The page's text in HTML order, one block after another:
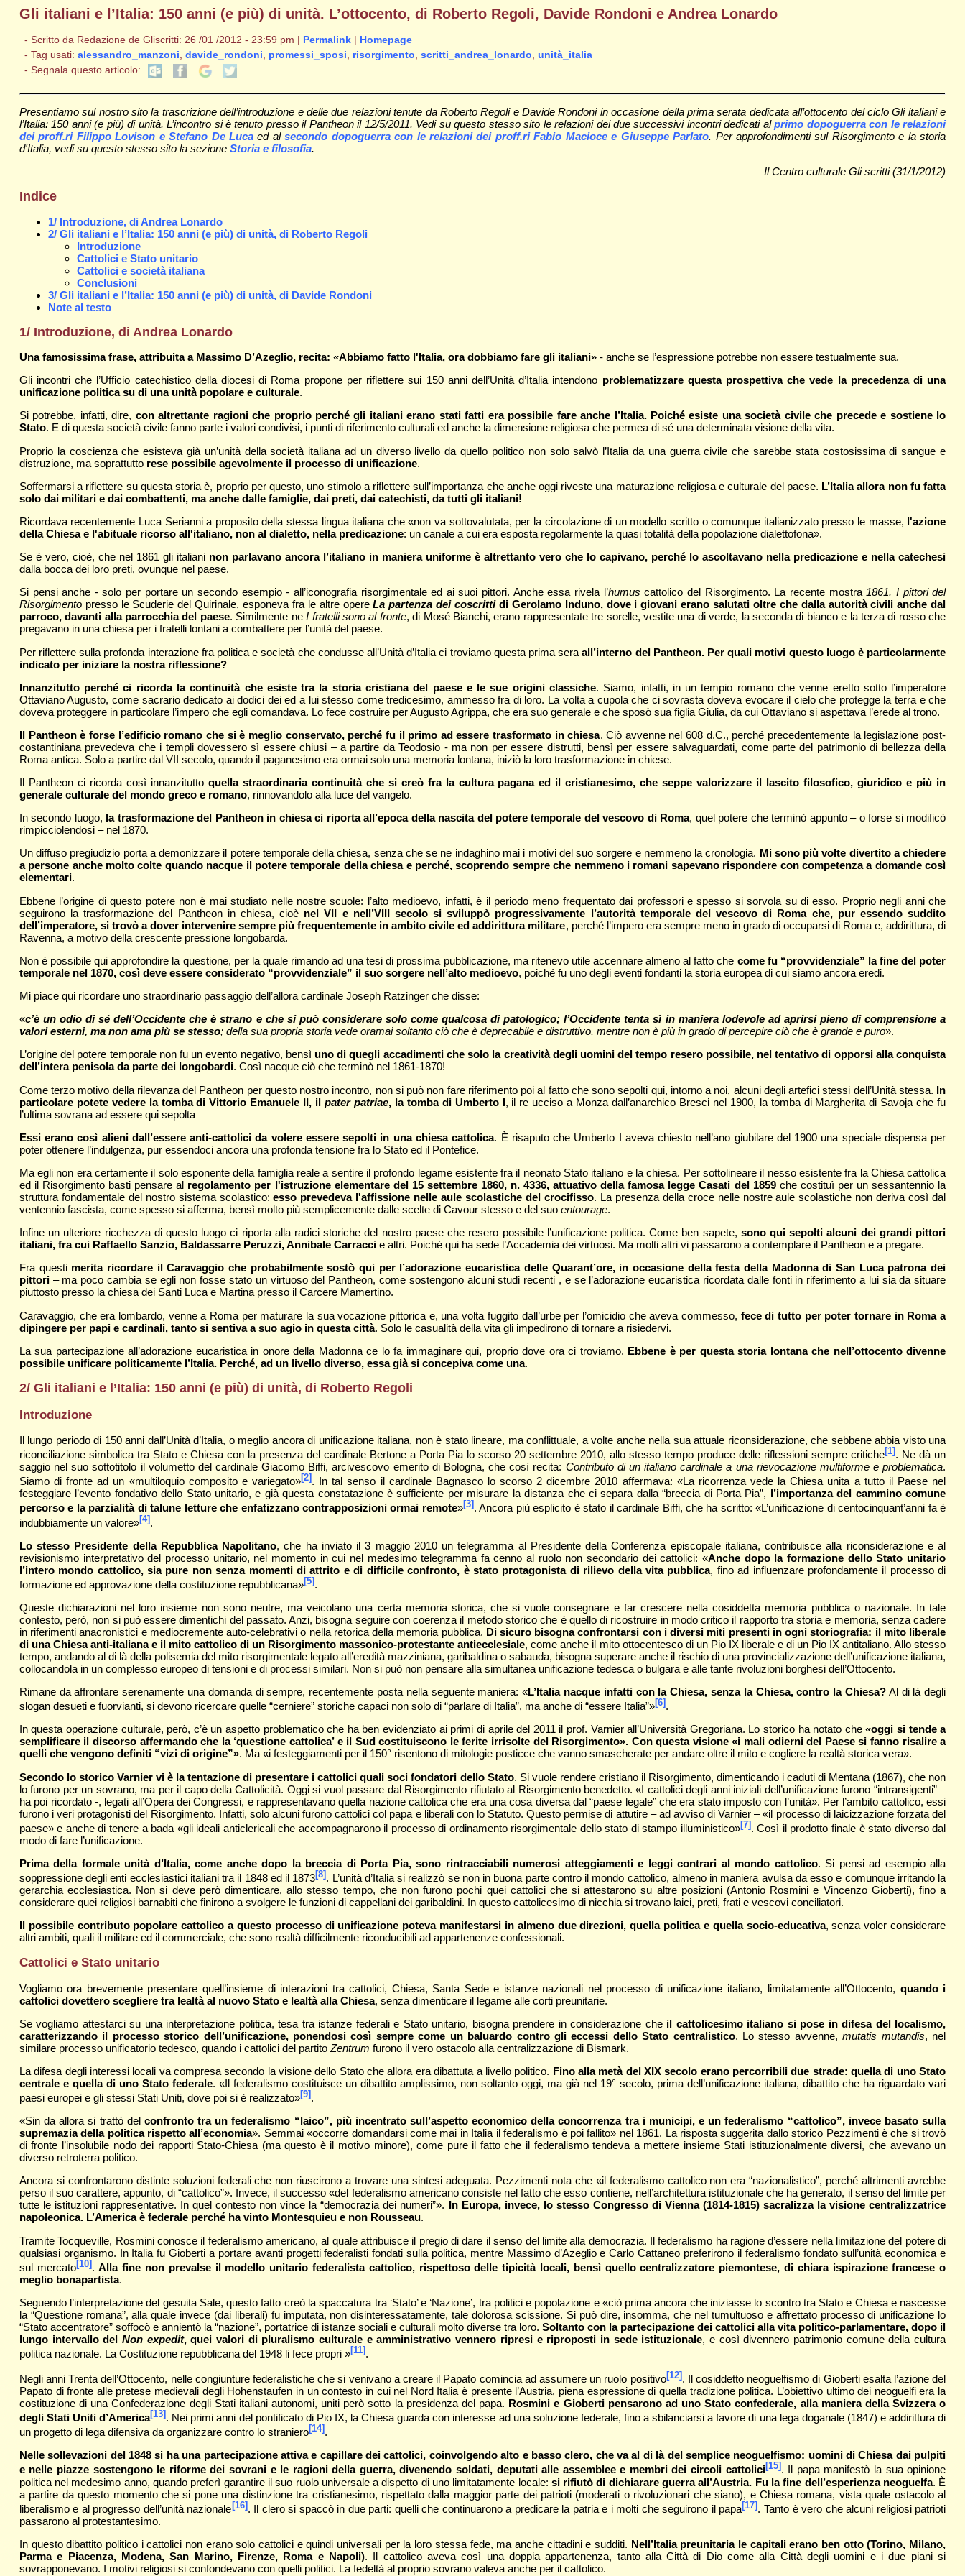
Gli italiani e l’Italia: 150 anni (e più) di unità. L’ottocento, di Roberto Regoli, Davide Rondoni e Andrea Lonardo
- Scritto da Redazione de Gliscritti: 26 /01 /2012 - 23:59 pm | Permalink| Homepage
- Tag usati: alessandro_manzoni davide_rondoni promessi_sposi risorgimento scritti_andrea_lonardo unità_italia
- Segnala questo articolo:
Presentiamo sul nostro sito la trascrizione dell’introduzione e delle due relazioni tenute da Roberto Regoli e Davide Rondoni in occasione della prima serata dedicata all’ottocento del ciclo Gli italiani e
l’Italia: 150 anni (e più) di unità. L’incontro si è tenuto presso il Pantheon il 12/5/2011. Vedi su questo stesso sito le relazioni dei due successivi incontri dedicati alprimo dopoguerra con le relazioni
dei proff.ri Filippo Lovison e Stefano De Lucaed alsecondo dopoguerra con le relazioni dei proff.ri Fabio Macioce e Giuseppe Parlato. Per approfondimenti sul Risorgimento e la storia
d'Italia, vedi su questo stesso sito la sezione Storia e filosofia.
Il Centro culturale Gli scritti (31/1/2012)
Indice
1/ Introduzione, di Andrea Lonardo
2/ Gli italiani e l’Italia: 150 anni (e più) di unità, di Roberto Regoli
Introduzione
Cattolici e Stato unitario
Cattolici e società italiana
Conclusioni
3/ Gli italiani e l’Italia: 150 anni (e più) di unità, di Davide Rondoni
Note al testo
1/ Introduzione, di Andrea Lonardo
Una famosissima frase, attribuita a Massimo D’Azeglio, recita: «Abbiamo fatto l'Italia, ora dobbiamo fare gli italiani»- anche se l’espressione potrebbe non essere testualmente sua.
Gli incontri che l’Ufficio catechistico della diocesi di Roma propone per riflettere sui 150 anni dell’Unità d’Italia intendono problematizzare questa prospettiva che vede la precedenza di una
unificazione politica su di una unità popolare e culturale.
Si potrebbe, infatti, dire, con altrettante ragioni che proprio perché gli italiani erano stati fatti era possibile fare anche l’Italia. Poiché esiste una società civile che precede e sostiene lo
Stato. E di questa società civile fanno parte i valori condivisi, i punti di riferimento culturali ed anche la dimensione religiosa che permea di sé una determinata visione della vita.
Proprio la coscienza che esisteva già un’unità della società italiana ad un diverso livello da quello politico non solo salvò l’Italia da una guerra civile che sarebbe stata costosissima di sangue e
distruzione, ma soprattutto rese possibile agevolmente il processo di unificazione.
Soffermarsi a riflettere su questa storia è, proprio per questo, uno stimolo a riflettere sull’importanza che anche oggi riveste una maturazione religiosa e culturale del paese. L’Italia allora non fu fatta
solo dai militari e dai combattenti, ma anche dalle famiglie, dai preti, dai catechisti, da tutti gli italiani!
Ricordava recentemente Luca Serianni a proposito della stessa lingua italiana che «non va sottovalutata, per la circolazione di un modello scritto o comunque italianizzato presso le masse, l'azione
della Chiesa e l'abituale ricorso all'italiano, non al dialetto, nella predicazione: un canale a cui era esposta regolarmente la quasi totalità della popolazione dialettofona».
Se è vero, cioè, che nel 1861 gli italiani non parlavano ancora l’italiano in maniera uniforme è altrettanto vero che lo capivano, perché lo ascoltavano nella predicazione e nella catechesi
dalla bocca dei loro preti, ovunque nel paese.
Si pensi anche - solo per portare un secondo esempio - all’iconografia risorgimentale ed ai suoi pittori. Anche essa rivela l’humus cattolico del Risorgimento. La recente mostra 1861. I pittori del
Risorgimentopresso le Scuderie del Quirinale, esponeva fra le altre opereLa partenza dei coscrittidi Gerolamo Induno, dove i giovani erano salutati oltre che dalla autorità civili anche dal
parroco, davanti alla parrocchia del paese. Similmente neI fratelli sono al fronte, di Mosé Bianchi, erano rappresentate tre sorelle, vestite una di verde, la seconda di bianco e la terza di rosso che
pregavano in una chiesa per i fratelli lontani a combattere per l’unità del paese.
Per riflettere sulla profonda interazione fra politica e società che condusse all’Unità d’Italia ci troviamo questa prima seraall’interno del Pantheon. Per quali motivi questo luogo è particolarmente
indicato per iniziare la nostra riflessione?
Innanzitutto perché ci ricorda la continuità che esiste tra la storia cristiana del paese e le sue origini classiche. Siamo, infatti, in un tempio romano che venne eretto sotto l’imperatore
Ottaviano Augusto, come sacrario dedicato ai dodici dei ed a lui stesso come tredicesimo, ammesso fra di loro. La volta a cupola che ci sovrasta doveva evocare il cielo che protegge la terra e che
doveva proteggere in particolare l’impero che egli comandava. Lo fece costruire per Augusto Agrippa, che era suo generale e che sposò sua figlia Giulia, da cui Ottaviano si aspettava l’erede al trono.
Il Pantheon è forse l’edificio romano che si è meglio conservato, perché fu il primo ad essere trasformato in chiesa. Ciò avvenne nel 608 d.C., perché precedentemente la legislazione post-
costantiniana prevedeva che i templi dovessero sì essere chiusi – a partire da Teodosio - ma non per essere distrutti, bensì per essere salvaguardati, come parte del patrimonio di bellezza della
Roma antica. Solo a partire dal VII secolo, quando il paganesimo era ormai solo una memoria lontana, iniziò la loro trasformazione in chiese.
Il Pantheon ci ricorda così innanzitutto quella straordinaria continuità che si creò fra la cultura pagana ed il cristianesimo, che seppe valorizzare il lascito filosofico, giuridico e più in
generale culturale del mondo greco e romano, rinnovandolo alla luce del vangelo.
In secondo luogo, la trasformazione del Pantheon in chiesa ci riporta all’epoca della nascita del potere temporale del vescovo di Roma, quel potere che terminò appunto – o forse si modificò
rimpicciolendosi – nel 1870.
Un diffuso pregiudizio porta a demonizzare il potere temporale della chiesa, senza che se ne indaghino mai i motivi del suo sorgere e nemmeno la cronologia. Mi sono più volte divertito a chiedere
a persone anche molto colte quando nacque il potere temporale della chiesa e perché, scoprendo sempre che nemmeno i romani sapevano rispondere con competenza a domande così
elementari.
Ebbene l’origine di questo potere non è mai studiato nelle nostre scuole: l’alto medioevo, infatti, è il periodo meno frequentato dai professori e spesso si sorvola su di esso. Proprio negli anni che
seguirono la trasformazione del Pantheon in chiesa, cioè nel VII e nell’VIII secolo si sviluppò progressivamente l’autorità temporale del vescovo di Roma che, pur essendo suddito
dell’imperatore, si trovò a dover intervenire sempre più frequentemente in ambito civile ed addirittura militare, perché l’impero era sempre meno in grado di occuparsi di Roma e, addirittura, di
Ravenna, a motivo della crescente pressione longobarda.
Non è possibile qui approfondire la questione, per la quale rimando ad una tesi di prossima pubblicazione, ma ritenevo utile accennare almeno al fatto che come fu “provvidenziale” la fine del poter
temporale nel 1870, così deve essere considerato “provvidenziale” il suo sorgere nell’alto medioevo, poiché fu uno degli eventi fondanti la storia europea di cui siamo ancora eredi.
Mi piace qui ricordare uno straordinario passaggio dell’allora cardinale Joseph Ratzinger che disse:
«c’è un odio di sé dell’Occidente che è strano e che si può considerare solo come qualcosa di patologico; l’Occidente tenta sì in maniera lodevole ad aprirsi pieno di comprensione a
valori esterni, ma non ama più se stesso; della sua propria storia vede oramai soltanto ciò che è deprecabile e distruttivo, mentre non è più in grado di percepire ciò che è grande e puro».
L’origine del potere temporale non fu un evento negativo, bensì uno di quegli accadimenti che solo la creatività degli uomini del tempo resero possibile, nel tentativo di opporsi alla conquista
dell’intera penisola da parte dei longobardi. Così nacque ciò che terminò nel 1861-1870!
Come terzo motivo della rilevanza del Pantheon per questo nostro incontro, non si può non fare riferimento poi al fatto che sono sepolti qui, intorno a noi, alcuni degli artefici stessi dell’Unità stessa. In
particolare potete vedere la tomba di Vittorio Emanuele II, ilpater patriae, la tomba di Umberto I, il re ucciso a Monza dall’anarchico Bresci nel 1900, la tomba di Margherita di Savoja che fu
l’ultima sovrana ad essere qui sepolta
Essi erano così alieni dall’essere anti-cattolici da volere essere sepolti in una chiesa cattolica. È risaputo che Umberto I aveva chiesto nell’ano giubilare del 1900 una speciale dispensa per
poter ottenere l’indulgenza, pur essendoci ancora una profonda tensione fra lo Stato ed il Pontefice.
Ma egli non era certamente il solo esponente della famiglia reale a sentire il profondo legame esistente fra il neonato Stato italiano e la chiesa. Per sottolineare il nesso esistente fra la Chiesa cattolica
ed il Risorgimento basti pensare al regolamento per l'istruzione elementare del 15 settembre 1860, n. 4336, attuativo della famosa legge Casati del 1859che costituì per un sessantennio la
struttura fondamentale del nostro sistema scolastico:esso prevedeva l'affissione nelle aule scolastiche del crocifisso. La presenza della croce nelle nostre aule scolastiche non deriva così dal
ventennio fascista, come spesso si afferma, bensì molto più semplicemente dalle scelte di Cavour stesso e del suo entourage.
Infine un ulteriore ricchezza di questo luogo ci riporta alla radici storiche del nostro paese che resero possibile l’unificazione politica. Come ben sapete, sono qui sepolti alcuni dei grandi pittori
italiani, fra cui Raffaello Sanzio, Baldassarre Peruzzi, Annibale Carraccie altri. Poiché qui ha sede l’Accademia dei virtuosi. Ma molti altri vi passarono a contemplare il Pantheon e a pregare.
Fra questi merita ricordare il Caravaggio che probabilmente sostò qui per l’adorazione eucaristica delle Quarant’ore, in occasione della festa della Madonna di San Luca patrona dei
pittori– ma poco cambia se egli non fosse stato un virtuoso del Pantheon, come sostengono alcuni studi recenti , e se l’adorazione eucaristica ricordata dalle fonti in riferimento a lui sia da situare
piuttosto presso la chiesa dei Santi Luca e Martina presso il Carcere Mamertino.
Caravaggio, che era lombardo, venne a Roma per maturare la sua vocazione pittorica e, una volta fuggito dall’urbe per l’omicidio che aveva commesso, fece di tutto per poter tornare in Roma a
dipingere per papi e cardinali, tanto si sentiva a suo agio in questa città. Solo le casualità della vita gli impedirono di tornare a risiedervi.
La sua partecipazione all’adorazione eucaristica in onore della Madonna ce lo fa immaginare qui, proprio dove ora ci troviamo. Ebbene è per questa storia lontana che nell’ottocento divenne
possibile unificare politicamente l’Italia. Perché, ad un livello diverso, essa già si concepiva come una.
2/ Gli italiani e l’Italia: 150 anni (e più) di unità, di Roberto Regoli
Introduzione
Il lungo periodo di 150 anni dall’Unità d’Italia, o meglio ancora di unificazione italiana, non è stato lineare, ma conflittuale, a volte anche nella sua attuale riconsiderazione, che sebbene abbia visto una
riconciliazione simbolica tra Stato e Chiesa con la presenza del cardinale Bertone a Porta Pia lo scorso 20 settembre 2010, allo stesso tempo produce delle riflessioni sempre critiche[1] . Ne dà un
saggio nel suo sottotitolo il volumetto del cardinale Giacomo Biffi, arcivescovo emerito di Bologna, che così recita: Contributo di un italiano cardinale a una rievocazione multiforme e problematica.
Siamo di fronte ad un «multiloquio composito e variegato»[2]. In tal senso il cardinale Bagnasco lo scorso 2 dicembre 2010 affermava: «La ricorrenza vede la Chiesa unita a tutto il Paese nel
festeggiare l’evento fondativo dello Stato unitario, e già questa constatazione è sufficiente per misurare la distanza che ci separa dalla “breccia di Porta Pia”,
l’importanza del cammino comune
percorso e la parzialità di talune letture che enfatizzano contrapposizioni ormai remote»[3]. Ancora più esplicito è stato il cardinale Biffi, che ha scritto: «L’unificazione di centocinquant’anni fa è
indubbiamente un valore»[4].
Lo stesso Presidente della Repubblica Napolitano, che ha inviato il 3 maggio 2010 un telegramma al Presidente della Conferenza episcopale italiana, contribuisce alla riconsiderazione e al
revisionismo interpretativo del processo unitario, nel momento in cui nel medesimo telegramma fa cenno al ruolo non secondario dei cattolici: «Anche dopo la formazione dello Stato unitario
l’intero mondo cattolico, sia pure non senza momenti di attrito e di difficile confronto, è stato protagonista di rilievo della vita pubblica, fino ad influenzare profondamente il processo di
formazione ed approvazione della costituzione repubblicana»[5].
Queste dichiarazioni nel loro insieme non sono neutre, ma veicolano una certa memoria storica, che si vuole consegnare e far crescere nella cosiddetta memoria pubblica o nazionale. In tale
contesto, però, non si può essere dimentichi del passato. Anzi, bisogna seguire con coerenza il metodo storico che è quello di ricostruire in modo critico il rapporto tra storia e memoria, senza cadere
in riferimenti anacronistici e mediocremente auto-celebrativi o nella retorica della memoria pubblica. Di sicuro bisogna confrontarsi con i diversi miti presenti in ogni storiografia: il mito liberale
di una Chiesa anti-italiana e il mito cattolico di un Risorgimento massonico-protestante antiecclesiale, come anche il mito ottocentesco di un Pio IX liberale e di un Pio IX antitaliano. Allo stesso
tempo, andando al di là della polisemia del mito risorgimentale legato all’eredità mazziniana, garibaldina o sabauda, bisogna superare anche il rischio di una provincializzazione dell’unificazione italiana,
collocandola in un complesso europeo di tensioni e di processi similari. Non si può non pensare alla simultanea unificazione tedesca o bulgara e alle tante rivoluzioni borghesi dell’Ottocento.
Rimane da affrontare serenamente una domanda di sempre, recentemente posta nella seguente maniera: «L’Italia nacque infatti con la Chiesa, senza la Chiesa, contro la Chiesa?Al di là degli
slogan desueti e fuorvianti, si devono ricercare quelle “cerniere” storiche capaci non solo di “parlare di Italia”, ma anche di “essere Italia”»[6].
In questa operazione culturale, però, c’è un aspetto problematico che ha ben evidenziato ai primi di aprile del 2011 il prof. Varnier all’Università Gregoriana. Lo storico ha notato che«oggi si tende a
semplificare il discorso affermando che la ‘questione cattolica’ e il Sud costituiscono le ferite irrisolte del Risorgimento». Con questa visione «i mali odierni del Paese si fanno risalire a
quelli che vengono definiti “vizi di origine”». Ma «i festeggiamenti per il 150° risentono di mitologie posticce che vanno smascherate per andare oltre il mito e cogliere la realtà storica vera».
Secondo lo storico Varnier vi è la tentazione di presentare i cattolici quali soci fondatori dello Stato. Si vuole rendere cristiano il Risorgimento, dimenticando i caduti di Mentana (1867), che non
lo furono per un sovrano, ma per il capo della Cattolicità. Oggi si vuol passare dal Risorgimento rifiutato al Risorgimento benedetto. «I cattolici degli anni iniziali dell’unificazione furono “intransigenti” –
ha poi ricordato -, legati all’Opera dei Congressi, e rappresentavano quella nazione cattolica che era una cosa diversa dal “paese legale” che era stato imposto con l’unità». Per l’ambito cattolico, essi
furono i veri protagonisti del Risorgimento. Infatti, solo alcuni furono cattolici col papa e liberali con lo Statuto. Questo permise di attutire – ad avviso di Varnier – «il processo di laicizzazione forzata del
paese» e anche di tenere a bada «gli ideali anticlericali che accompagnarono il processo di ordinamento risorgimentale dello stato di stampo illuministico»[7]. Così il prodotto finale è stato diverso dal
modo di fare l’unificazione.
Prima della formale unità d’Italia, come anche dopo la breccia di Porta Pia, sono rintracciabili numerosi atteggiamenti e leggi contrari al mondo cattolico. Si pensi ad esempio alla
soppressione degli enti ecclesiastici italiani tra il 1848 ed il 1873[8] . L’unità d’Italia si realizzò se non in buona parte contro il mondo cattolico, almeno in maniera avulsa da esso e comunque irritando la
gerarchia ecclesiastica. Non si deve però dimenticare, allo stesso tempo, che non furono pochi quei cattolici che si attestarono su altre posizioni (Antonio Rosmini e Vincenzo Gioberti), fino a
considerare quei religiosi barnabiti che finirono a svolgere le funzioni di cappellani dei garibaldini. In questo cattolicesimo di nicchia si trovano laici, preti, frati e vescovi conciliatori.
Il possibile contributo popolare cattolico a questo processo di unificazione poteva manifestarsi in almeno due direzioni, quella politica e quella socio-educativa, senza voler considerare
altri ambiti, quali il militare ed il commerciale, che sono realtà difficilmente riconducibili ad appartenenze confessionali.
Cattolici e Stato unitario
Vogliamo ora brevemente presentare quell’insieme di interazioni tra cattolici, Chiesa, Santa Sede e istanze nazionali nel processo di unificazione italiano, limitatamente all’Ottocento, quando i
cattolici dovettero scegliere tra lealtà al nuovo Stato e lealtà alla Chiesa, senza dimenticare il legame alle corti preunitarie.
Se vogliamo attestarci su una interpretazione politica, tesa tra istanze federali e Stato unitario, bisogna prendere in considerazione che il cattolicesimo italiano si pose in difesa del localismo,
caratterizzando il processo storico dell’unificazione, ponendosi così sempre come un baluardo contro gli eccessi dello Stato centralistico. Lo stesso avvenne,mutatis mutandis, nel
similare processo unificatorio tedesco, quando i cattolici del partito Zentrum furono il vero ostacolo alla centralizzazione di Bismark.
La difesa degli interessi locali va compresa secondo la visione dello Stato che allora era dibattuta a livello politico. Fino alla metà del XIX secolo erano percorribili due strade: quella di uno Stato
centrale e quella di uno Stato federale. «Il federalismo costituisce un dibattito amplissimo, non soltanto oggi, ma già nel 19° secolo, prima dell’unificazione italiana, dibattito che ha riguardato vari
paesi europei e gli stessi Stati Uniti, dove poi si è realizzato»[9].
«Sin da allora si trattò del confronto tra un federalismo “laico”, più incentrato sull’aspetto economico della concorrenza tra i municipi, e un federalismo “cattolico”, invece basato sulla
supremazia della politica rispetto all’economia». Semmai «occorre domandarsi come mai in Italia il federalismo è poi fallito» nel 1861. La risposta suggerita dallo storico Pezzimenti è che si trovò
di fronte l’insolubile nodo dei rapporti Stato-Chiesa (ma questo è il motivo minore), come pure il fatto che il federalismo tendeva a mettere insieme Stati istituzionalmente diversi, che avevano un
diverso retroterra politico.
Ancora si confrontarono distinte soluzioni federali che non riuscirono a trovare una sintesi adeguata. Pezzimenti nota che «il federalismo cattolico non era “nazionalistico”, perché altrimenti avrebbe
perso il suo carattere, appunto, di “cattolico”». Invece, il successo «del federalismo americano consiste nel fatto che esso contiene, nell’architettura istituzionale che ha generato, il senso del limite per
tutte le istituzioni rappresentative. In quel contesto non vince la “democrazia dei numeri”». In Europa, invece, lo stesso Congresso di Vienna (1814-1815) sacralizza la visione centralizzatrice
napoleonica. L’America è federale perché ha vinto Montesquieu e non Rousseau.
Tramite Tocqueville, Rosmini conosce il federalismo americano, al quale attribuisce il pregio di dare il senso del limite alla democrazia. Il federalismo ha ragione d’essere nella limitazione del potere di
qualsiasi organismo. In Italia fu Gioberti a portare avanti progetti federalisti fondati sulla politica, mentre Massimo d’Azeglio e Carlo Cattaneo preferirono il federalismo fondato sull’unità economica e
sul mercato[10].Alla fine non prevalse il modello unitario federalista cattolico, rispettoso delle tipicità locali, bensì quello centralizzatore piemontese, di chiara ispirazione francese o
meglio bonapartista.
Seguendo l’interpretazione del gesuita Sale, questo fatto creò la spaccatura tra ‘Stato’ e ‘Nazione’, tra politici e popolazione e «ciò prima ancora che iniziasse lo scontro tra Stato e Chiesa e nascesse
la “Questione romana”, alla quale invece (dai liberali) fu imputata, non disinteressatamente, tale dolorosa scissione. Si può dire, insomma, che nel tumultuoso e affrettato processo di unificazione lo
“Stato accentratore” soffocò e annientò la “nazione”, portatrice di istanze sociali e culturali molto diverse tra loro.Soltanto con la partecipazione dei cattolici alla vita politico-parlamentare, dopo il
lungo intervallo del Non expedit, quei valori di pluralismo culturale e amministrativo vennero ripresi e riproposti in sede istituzionale, e così divennero patrimonio comune della cultura
politica nazionale. La Costituzione repubblicana del 1948 li fece propri »[11].
Negli anni Trenta dell’Ottocento, nelle congiunture federalistiche che si venivano a creare il Papato comincia ad assumere un ruolo positivo[12]. Il cosiddetto neoguelfismo di Gioberti esalta l’azione del
Papato di fronte alle pretese medievali degli Hohenstaufen in un contesto in cui nel Nord Italia è presente l’Austria, piena espressione di quella tradizione politica. L’obiettivo ultimo dei neoguelfi era la
costituzione di una Confederazione degli Stati italiani autonomi, uniti però sotto la presidenza del papa. Rosmini e Gioberti pensarono ad uno Stato confederale, alla maniera della Svizzera o
degli Stati Uniti d’America[13] . Nei primi anni del pontificato di Pio IX, la Chiesa guarda con interesse ad una soluzione federale, fino a sbilanciarsi a favore di una lega doganale (1847) e addirittura di
un progetto di lega difensiva da organizzare contro lo straniero[14].
Nelle sollevazioni del 1848 si ha una partecipazione attiva e capillare dei cattolici, coinvolgendo alto e basso clero, che va al di là del semplice neoguelfismo: uomini di Chiesa dai pulpiti
e nelle piazze sostengono le riforme dei sovrani e le ragioni della guerra, divenendo soldati, deputati alle assemblee e membri dei circoli cattolici[15]. Il papa manifestò la sua opinione
politica nel medesimo anno, quando preferì garantire il suo ruolo universale a dispetto di uno limitatamente locale: si rifiutò di dichiarare guerra all’Austria. Fu la fine dell’esperienza neoguelfa. È
a partire da questo momento che si pone una distinzione tra cristianesimo, rispettato dalla maggior parte dei patrioti (moderati o rivoluzionari che siano), e Chiesa romana, vista quale ostacolo al
liberalismo e al progresso dell’unità nazionale [16]. Il clero si spaccò in due parti: quelli che continuarono a predicare la patria e i molti che seguirono il papa[17] . Tanto è vero che alcuni religiosi patrioti
passarono al protestantesimo.
In questo dibattito politico i cattolici non erano solo cattolici e quindi universali per la loro stessa fede, ma anche cittadini e sudditi. Nell’Italia preunitaria le capitali erano ben otto (Torino, Milano,
Parma e Piacenza, Modena, San Marino, Firenze, Roma e Napoli). Il cattolico aveva così una doppia appartenenza, tanto alla Città di Dio come alla Città degli uomini e i due piani si
sovrapponevano. I motivi religiosi si confondevano con quelli politici. La fedeltà al proprio sovrano valeva anche per il cattolico.